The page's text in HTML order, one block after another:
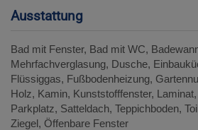
Ausstattung
Bad mit Fenster Bad mit WC
Mehrfachverglasung Dusche
Flüssiggas Fußbodenheizung
Holz Kamin Kunststofffenster Laminat
Parkplatz Satteldach Teppichboden
Ziegel Öffenbare Fenster